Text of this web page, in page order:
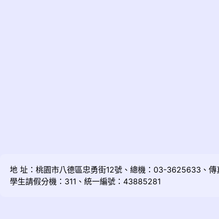
地 址：桃園市八德區忠勇街12號、總機：03-3625633、
學生請假分機：311、統一編號：43885281